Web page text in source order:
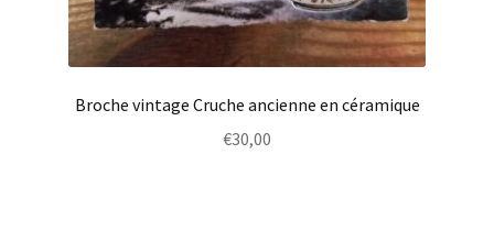
Broche vintage Cruche ancienne en céramique
€30,00